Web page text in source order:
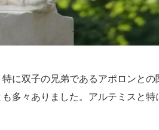
に双子の兄弟であるアポロンとの
多々ありました。アルテミスと特